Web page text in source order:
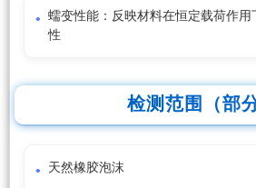
蠕变性能：反映材料在恒定载荷作
性
检测范围（部分
天然橡胶泡沫